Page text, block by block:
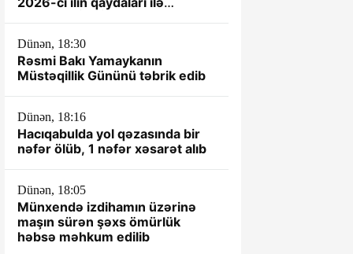
Dünən, 18:30
Rəsmi Bakı Yamaykanın
Müstəqillik Gününü təbrik edib
Dünən, 18:16
Hacıqabulda yol qəzasında bir
nəfər ölüb, 1 nəfər xəsarət alıb
Dünən, 18:05
Münxendə izdihamın üzərinə
maşın sürən şəxs ömürlük
həbsə məhkum edilib